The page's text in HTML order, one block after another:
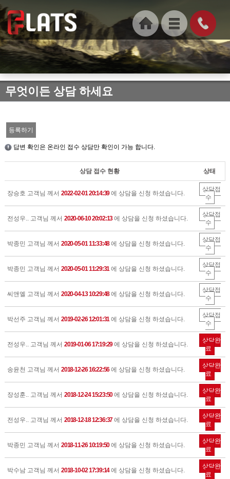
무엇이든 상담 하세요
등록하기
답변 확인은 온라인 접수 상담만 확인이 가능 합니다.
상담 접수 현황 상태
장승호 고객님 께서 2022-02-01 20:14:39에 상담을 신청 하셨습니다.
상담접
수
전성우.. 고객님 께서 2020-06-10 20:02:13에 상담을 신청 하셨습니다.
상담접
수
박종민 고객님 께서 2020-05-01 11:33:48에 상담을 신청 하셨습니다.
상담접
수
박종민 고객님 께서 2020-05-01 11:29:31 에 상담을 신청 하셨습니다.
상담접
수
씨앤엘 고객님 께서 2020-04-13 10:29:48에 상담을 신청 하셨습니다.
상담접
수
박선주 고객님 께서 2019-02-26 12:01:31 에 상담을 신청 하셨습니다.
상담접
수
전성우.. 고객님 께서 2019-01-06 17:19:29에 상담을 신청 하셨습니다.
상담완
료
송윤천 고객님 께서 2018-12-26 16:22:56에 상담을 신청 하셨습니다.
상담완
료
장성훈.. 고객님 께서 2018-12-24 15:23:50에 상담을 신청 하셨습니다.
상담완
료
전성우.. 고객님 께서 2018-12-18 12:36:37에 상담을 신청 하셨습니다.
상담완
료
박종민 고객님 께서 2018-11-26 10:19:50에 상담을 신청 하셨습니다.
상담완
료
박수남 고객님 께서 2018-10-02 17:39:14에 상담을 신청 하셨습니다.
상담완
료